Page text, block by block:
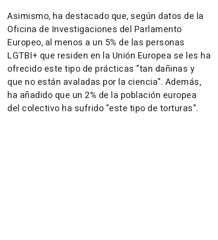
Asimismo, ha destacado que, según datos de la
Oficina de Investigaciones del Parlamento
Europeo, al menos a un 5% de las personas
LGTBI+ que residen en la Unión Europea se les ha
ofrecido este tipo de prácticas "tan dañinas y
que no están avaladas por la ciencia". Además,
ha añadido que un 2% de la población europea
del colectivo ha sufrido "este tipo de torturas".